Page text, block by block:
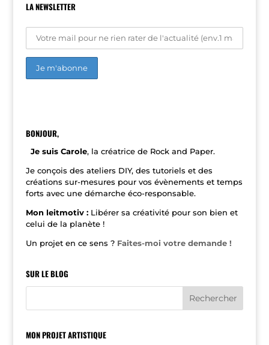
LA NEWSLETTER
n
v
e
:
BONJOUR,
Je suis Carole, la créatrice de Rock and Paper.
Je conçois des ateliers DIY, des tutoriels et des
créations sur-mesures pour vos évènements et temps
forts avec une démarche éco-responsable.
Mon leitmotiv : Libérer sa créativité pour son bien et
celui de la planète !
Un projet en ce sens ? Faites-moi votre demande !
SUR LE BLOG
MON PROJET ARTISTIQUE